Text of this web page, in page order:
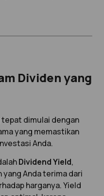
Dividen yang
dimulai dengan
yang memastikan
Anda.
Dividend Yield,
Anda terima dari
harganya. Yield